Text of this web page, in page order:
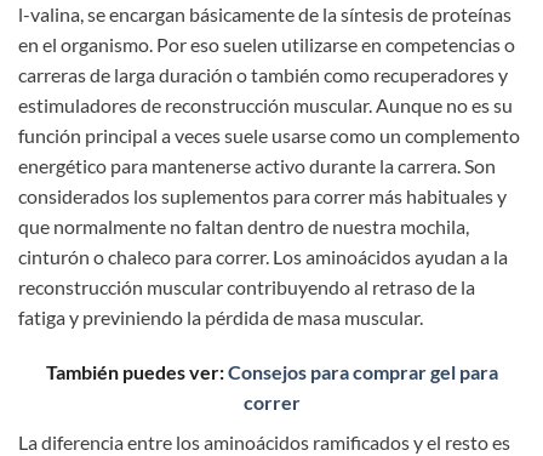
l-valina, se encargan básicamente de la síntesis de proteínas
en el organismo. Por eso suelen utilizarse en competencias o
carreras de larga duración o también como recuperadores y
estimuladores de reconstrucción muscular. Aunque no es su
función principal a veces suele usarse como un complemento
energético para mantenerse activo durante la carrera. Son
considerados los suplementos para correr más habituales y
que normalmente no faltan dentro de nuestra mochila,
cinturón o chaleco para correr. Los aminoácidos ayudan a la
reconstrucción muscular contribuyendo al retraso de la
fatiga y previniendo la pérdida de masa muscular.
También puedes ver:Consejos para comprar gel para
correr
La diferencia entre los aminoácidos ramificados y el resto es